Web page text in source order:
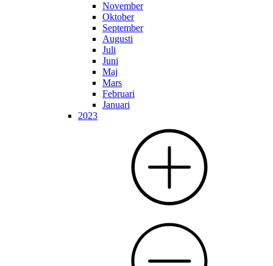
November
Oktober
September
Augusti
Juli
Juni
Maj
Mars
Februari
Januari
2023